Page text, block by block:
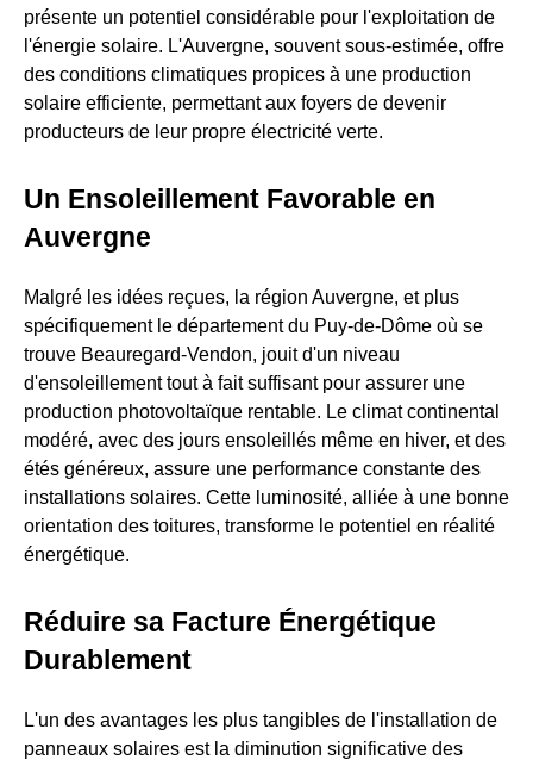
présente un potentiel considérable pour l'exploitation de
l'énergie solaire. L'Auvergne, souvent sous-estimée, offre
des conditions climatiques propices à une production
solaire efficiente, permettant aux foyers de devenir
producteurs de leur propre électricité verte.
Un Ensoleillement Favorable en
Auvergne
Malgré les idées reçues, la région Auvergne, et plus
spécifiquement le département du Puy-de-Dôme où se
trouve Beauregard-Vendon, jouit d'un niveau
d'ensoleillement tout à fait suffisant pour assurer une
production photovoltaïque rentable. Le climat continental
modéré, avec des jours ensoleillés même en hiver, et des
étés généreux, assure une performance constante des
installations solaires. Cette luminosité, alliée à une bonne
orientation des toitures, transforme le potentiel en réalité
énergétique.
Réduire sa Facture Énergétique
Durablement
L'un des avantages les plus tangibles de l'installation de
panneaux solaires est la diminution significative des